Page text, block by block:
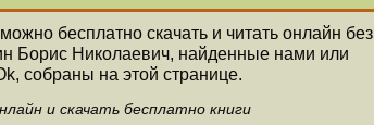
бесплатно скачать и читать онлайн без
Борис Николаевич, найденные нами или
собраны на этой странице.
и скачать бесплатно книги